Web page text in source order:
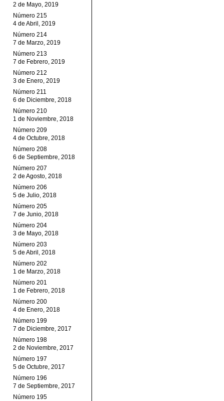
2 de Mayo, 2019
Número 215
4 de Abril, 2019
Número 214
7 de Marzo, 2019
Número 213
7 de Febrero, 2019
Número 212
3 de Enero, 2019
Número 211
6 de Diciembre, 2018
Número 210
1 de Noviembre, 2018
Número 209
4 de Octubre, 2018
Número 208
6 de Septiembre, 2018
Número 207
2 de Agosto, 2018
Número 206
5 de Julio, 2018
Número 205
7 de Junio, 2018
Número 204
3 de Mayo, 2018
Número 203
5 de Abril, 2018
Número 202
1 de Marzo, 2018
Número 201
1 de Febrero, 2018
Número 200
4 de Enero, 2018
Número 199
7 de Diciembre, 2017
Número 198
2 de Noviembre, 2017
Número 197
5 de Octubre, 2017
Número 196
7 de Septiembre, 2017
Número 195